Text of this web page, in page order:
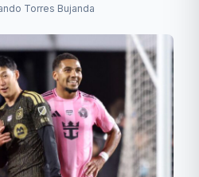
Torres Bujanda